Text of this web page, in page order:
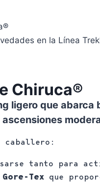
Chiruca®
ligero que
caballero:
tanto para
Gore-Tex que